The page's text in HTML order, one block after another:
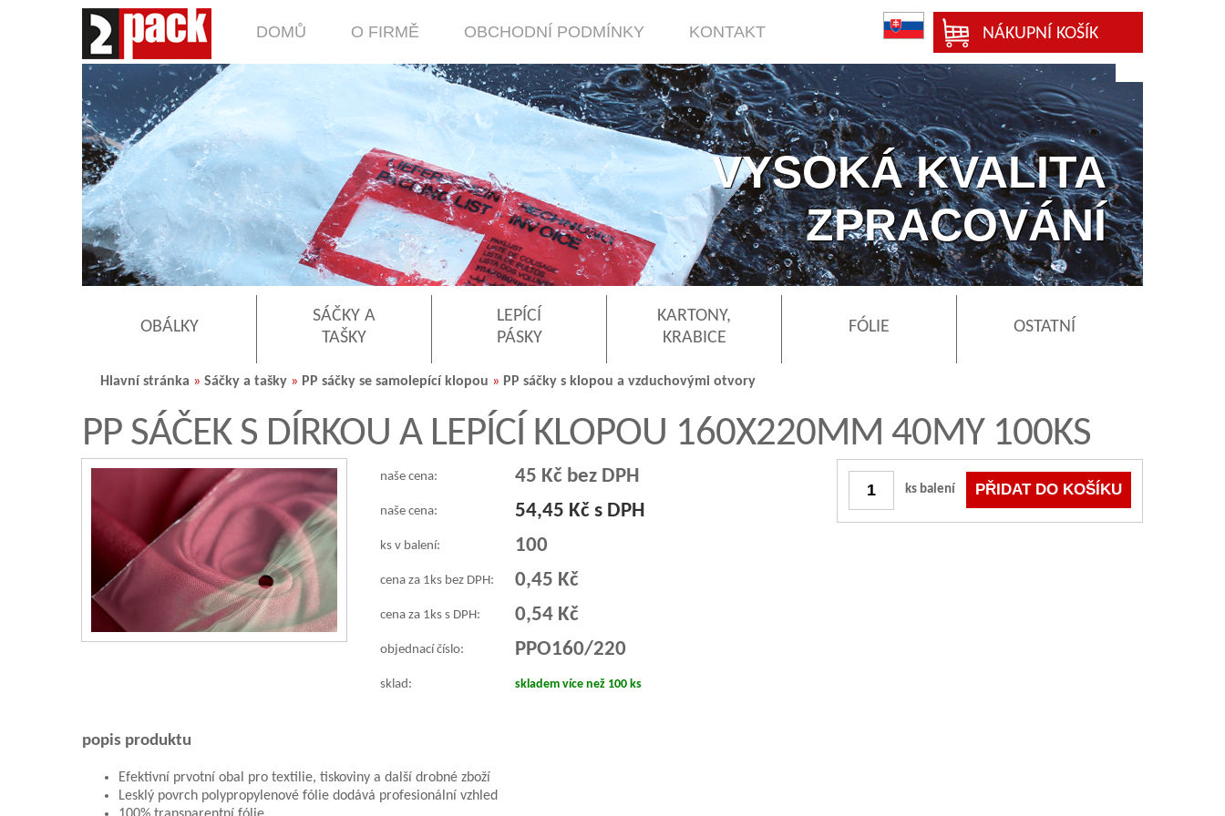
DOMŮ O FIRMĚ OBCHODNÍ PODMÍNKY KONTAKT NÁKUPNÍ KOŠÍK
VYSOKÁ KVALITA
ZPRACOVÁNÍ
OBÁLKY
SÁČKY A
TAŠKY
LEPÍCÍ
PÁSKY
KARTONY,
KRABICE
FÓLIE OSTATNÍ
Hlavní stránka » Sáčky a tašky » PP sáčky se samolepící klopou » PP sáčky s klopou a vzduchovými otvory
PP SÁČEK S DÍRKOU A LEPÍCÍ KLOPOU 160X220MM 40MY 100KS
naše cena: 45 Kč bez DPH
naše cena: 54,45 Kč s DPH
ks v balení: 100
cena za 1ks bez DPH: 0,45 Kč
cena za 1ks s DPH: 0,54 Kč
objednací číslo: PPO160/220
sklad: skladem více než 100 ks
ks balení
popis produktu
Efektivní prvotní obal pro textilie, tiskoviny a další drobné zboží
Lesklý povrch polypropylenové fólie dodává profesionální vzhled